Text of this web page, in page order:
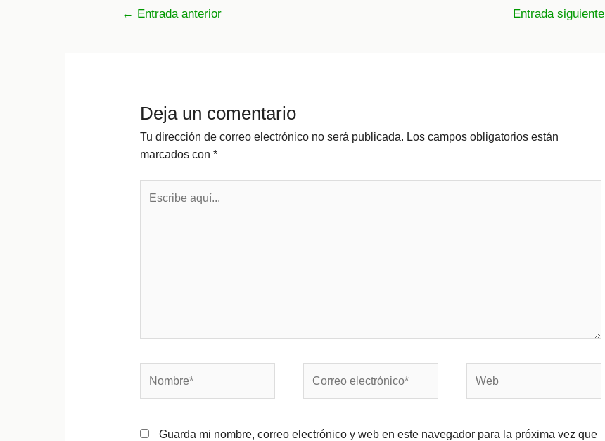
Navegación
← Entrada anterior Entrada siguiente
Deja un comentario
Tu dirección de correo electrónico no será publicada. Los campos obligatorios están
marcados con *
aquí...
electrónico*
Guarda mi nombre, correo electrónico y web en este navegador para la próxima vez que